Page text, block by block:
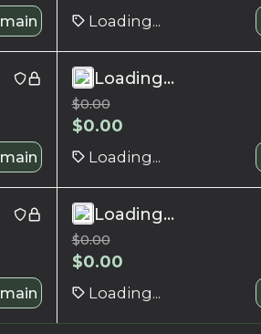
Loading...
Loading...
$0.00
$0.00
Loading...
Loading...
$0.00
$0.00
Loading...